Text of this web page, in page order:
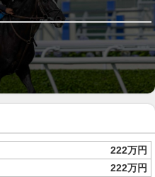
222万円
222万円